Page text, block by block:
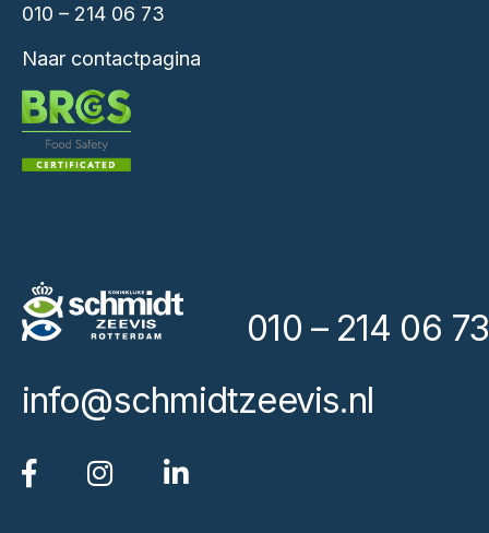
010 – 214 06 73
Naar contactpagina
010 – 214 06 73
info@schmidtzeevis.nl